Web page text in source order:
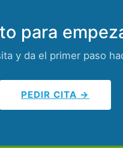
para
y da el primer paso
PEDIR CITA →